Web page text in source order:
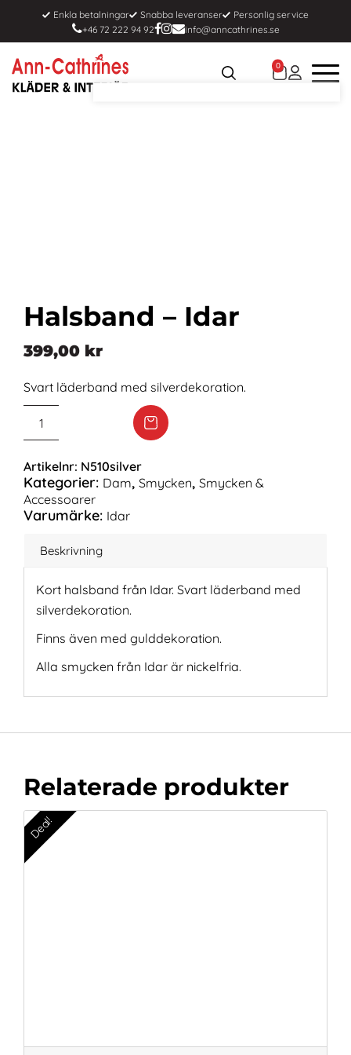
+46 72 222 94 92
Enkla betalningar Snabba leveranser
Personlig service
info@anncathrines.se
0
Halsband – Idar
399,00 kr
Svart läderband med silverdekoration.
Artikelnr: N510silver
Kategorier: Dam, Smycken, Smycken &
Accessoarer
Varumärke: Idar
Beskrivning
Kort halsband från Idar. Svart läderband med
silverdekoration.
Finns även med gulddekoration.
Alla smycken från Idar är nickelfria.
Relaterade produkter
Deal!